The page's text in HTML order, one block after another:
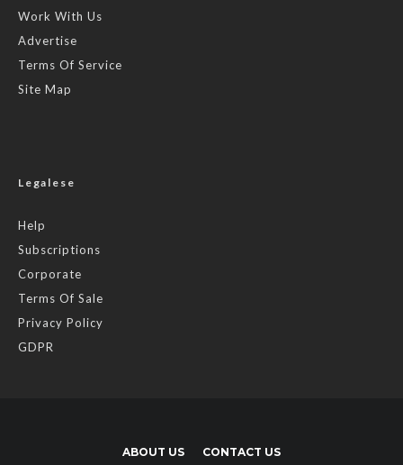
Work With Us
Advertise
Terms Of Service
Site Map
Legalese
Help
Subscriptions
Corporate
Terms Of Sale
Privacy Policy
GDPR
ABOUT US CONTACT US